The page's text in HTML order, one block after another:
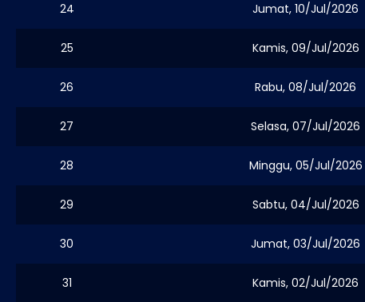
24 Jumat, 10/Jul/2026
25 Kamis, 09/Jul/2026
26 Rabu, 08/Jul/2026
27 Selasa, 07/Jul/2026
28 Minggu, 05/Jul/2026
29 Sabtu, 04/Jul/2026
30 Jumat, 03/Jul/2026
31 Kamis, 02/Jul/2026